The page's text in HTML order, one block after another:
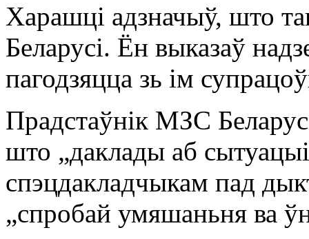
Харашці адзначыў, што
Беларусі. Ён выказаў
пагодзяцца зь ім
Прадстаўнік МЗС
што „даклады аб
спэцдакладчыкам пад
„спробай умяшаньня ва